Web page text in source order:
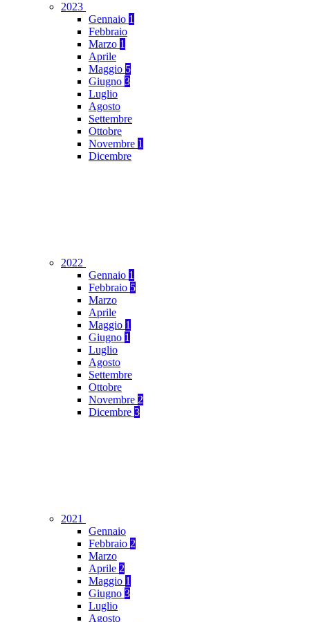
2023
Gennaio 1
Febbraio
Marzo 1
Aprile
Maggio 5
Giugno 3
Luglio
Agosto
Settembre
Ottobre
Novembre 1
Dicembre
2022
Gennaio 1
Febbraio 5
Marzo
Aprile
Maggio 1
Giugno 1
Luglio
Agosto
Settembre
Ottobre
Novembre 2
Dicembre 3
2021
Gennaio
Febbraio 2
Marzo
Aprile 2
Maggio 1
Giugno 3
Luglio
Agosto